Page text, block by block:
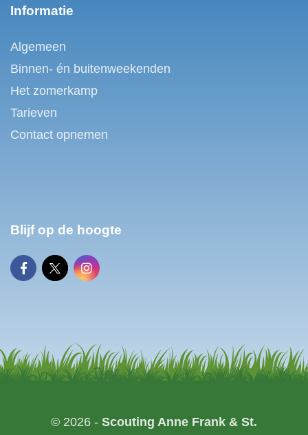
Informatie
Algemeen
Binnen- én buitenweekenden
Het zomerkamp
Tarieven
Contact opnemen
Blijf op de hoogte
© 2026 - Scouting Anne Frank & St.